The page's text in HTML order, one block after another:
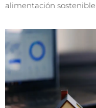
alimentación sostenible